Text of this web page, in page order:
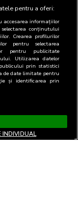
pentru a oferi:
accesarea informațiilor
conținutului
Crearea profilurilor
pentru selectarea
pentru publicitate
Utilizarea datelor
prin statistici
de date limitate pentru
și identificarea prin
INDIVIDUAL